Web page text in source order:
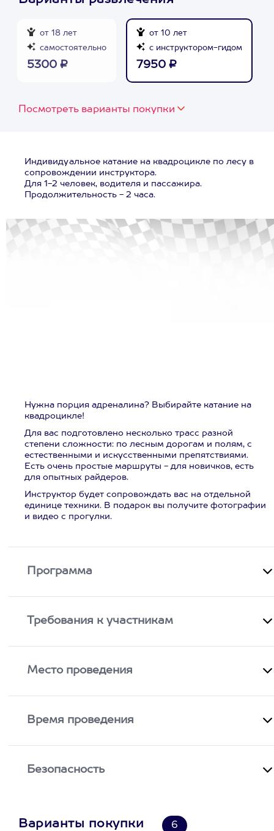
от 18 лет
самостоятельно
5300 ₽
от 10 лет
с инструктором-гидом
7950 ₽
Посмотреть варианты покупки
Индивидуальное катание на квадроцикле по лесу в
сопровождении инструктора.
Для 1-2 человек, водителя и пассажира.
Продолжительность - 2 часа.
Нужна порция адреналина? Выбирайте катание на
квадроцикле!
Для вас подготовлено несколько трасс разной
степени сложности: по лесным дорогам и полям, с
естественными и искусственными препятствиями.
Есть очень простые маршруты - для новичков, есть
для опытных райдеров.
Инструктор будет сопровождать вас на отдельной
единице техники. В подарок вы получите фотографии
и видео с прогулки.
Программа
Требования к участникам
Место проведения
Время проведения
Безопасность
Варианты покупки 6